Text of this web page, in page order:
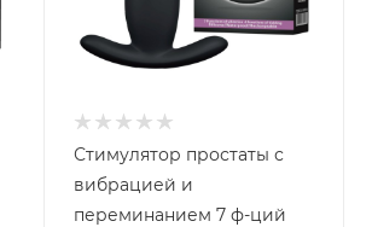
Стимулятор простаты с
вибрацией и
переминанием 7 ф-ций